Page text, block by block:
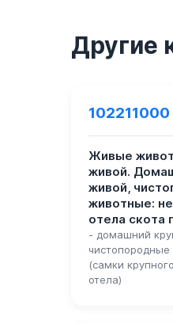
Другие
102211000
Живые
живой.
живой,
животные:
отела скота
- домашний
(самки
отела)